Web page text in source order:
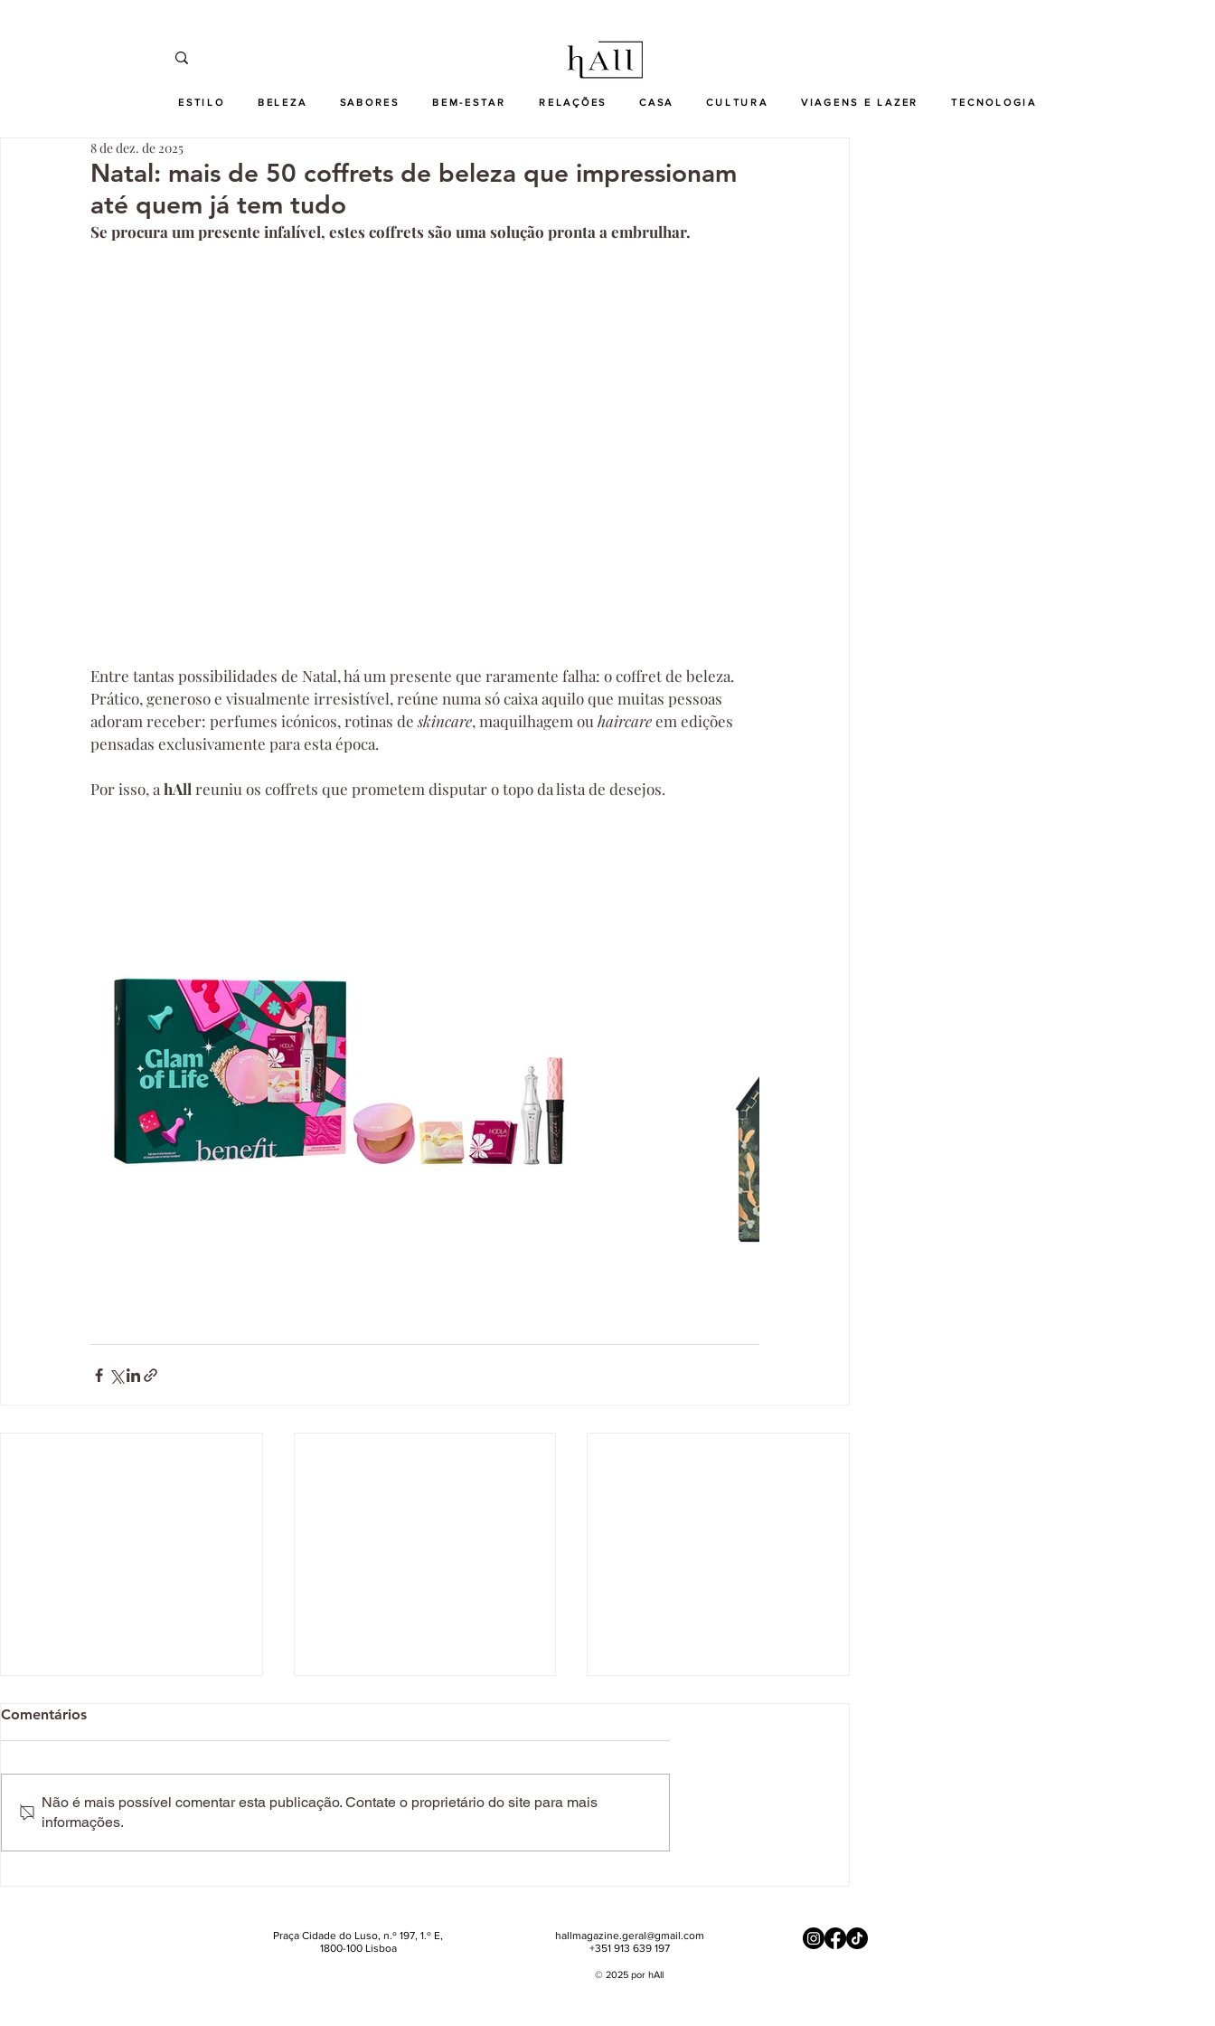
ESTILO BELEZA SABORES BEM-ESTAR RELAÇÕES CASA CULTURA VIAGENS E LAZER TECNOLOGIA
Natal: mais de 50 coffrets de beleza que impressionam
até quem já tem tudo
8 de dez. de 2025
Se procura um presente infalível, estes coffrets são uma solução pronta a embrulhar.
Entre tantas possibilidades de Natal, há um presente que raramente falha: o coffret de beleza.
Prático, generoso e visualmente irresistível, reúne numa só caixa aquilo que muitas pessoas
adoram receber: perfumes icónicos, rotinas de skincare, maquilhagem ou haircare em edições
pensadas exclusivamente para esta época.
Por isso, a hAll reuniu os coffrets que prometem disputar o topo da lista de desejos.
Sim, o cabelo envelhece.
A história da marca que
Entre ciência e
Comentários
Não é mais possível comentar esta publicação. Contate o proprietário do site para mais
informações.
Praça Cidade do Luso, n.º 197, 1.º E,
1800-100 Lisboa
hallmagazine.geral@gmail.com
+351 913 639 197
© 2025 por hAll